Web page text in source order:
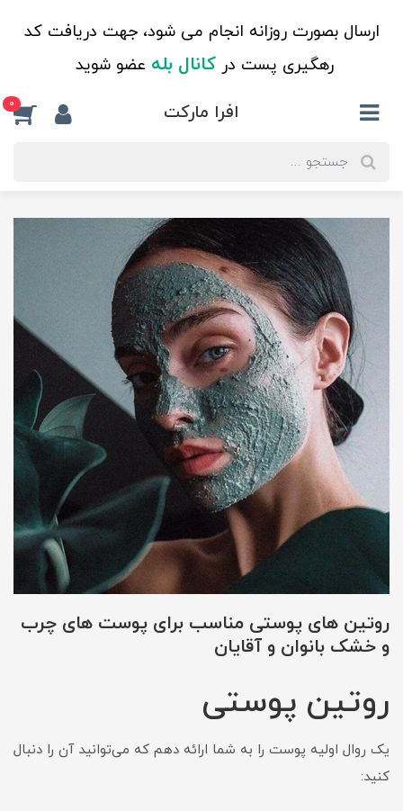
ارسال بصورت روزانه انجام می شود، جهت دریافت کد
رهگیری پست درکانال بله عضو شوید
افرا مارکت 0
روتین های پوستی مناسب برای پوست های چرب
و خشک بانوان و آقایان
روتین پوستی
یک روال اولیه پوست را به شما ارائه دهم که می‌توانید آن را دنبال
کنید: